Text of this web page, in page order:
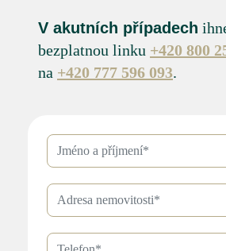
V akutních případech
bezplatnou linku +420 800
na +420 777 596 093.